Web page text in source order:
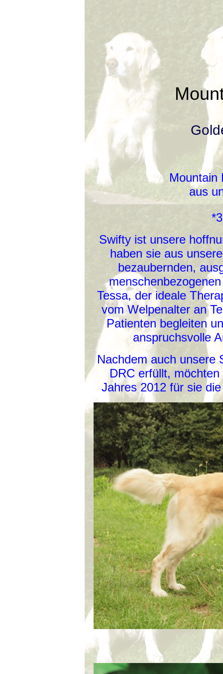
Mountain
aus
Swifty ist unsere
haben sie aus
bezaubernden,
Tessa, der ideale
vom Welpenalter an
Patienten begleiten
anspruchsvolle
Nachdem auch unsere
DRC erfüllt,
Jahres 2012 für sie